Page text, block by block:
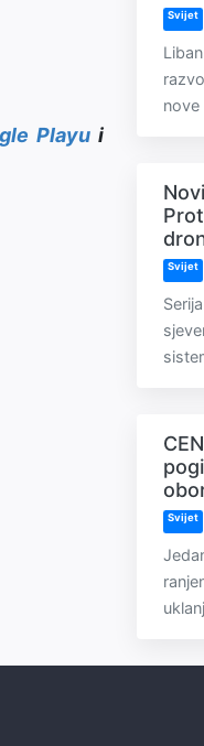
Playui
Svijet
nove
Svijet
Svijet